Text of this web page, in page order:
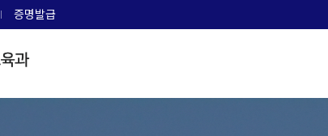
증명발급